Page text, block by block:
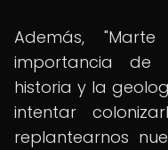
Además,
importancia de
historia y la
intentar
replantearnos